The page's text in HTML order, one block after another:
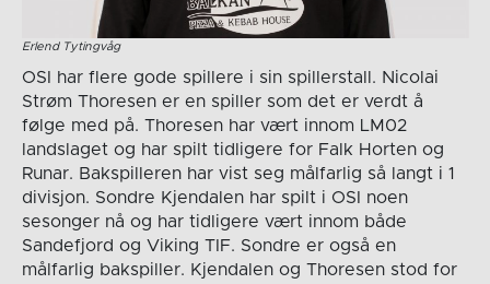
Erlend Tytingvåg
OSI har flere gode spillere i sin spillerstall. Nicolai
Strøm Thoresen er en spiller som det er verdt å
følge med på. Thoresen har vært innom LM02
landslaget og har spilt tidligere for Falk Horten og
Runar. Bakspilleren har vist seg målfarlig så langt i 1
divisjon. Sondre Kjendalen har spilt i OSI noen
sesonger nå og har tidligere vært innom både
Sandefjord og Viking TIF. Sondre er også en
målfarlig bakspiller. Kjendalen og Thoresen stod for